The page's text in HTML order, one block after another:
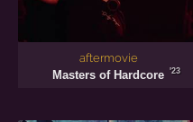
aftermovie
Masters of Hardcore
'23